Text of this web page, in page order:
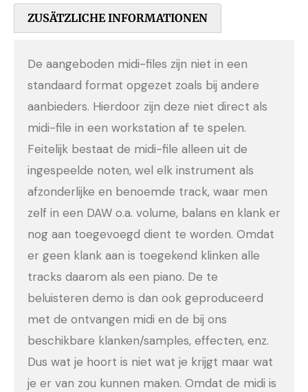
ZUSÄTZLICHE INFORMATIONEN
De aangeboden midi-files zijn niet in een
standaard format opgezet zoals bij andere
aanbieders. Hierdoor zijn deze niet direct als
midi-file in een workstation af te spelen.
Feitelijk bestaat de midi-file alleen uit de
ingespeelde noten, wel elk instrument als
afzonderlijke en benoemde track, waar men
zelf in een DAW o.a. volume, balans en klank er
nog aan toegevoegd dient te worden. Omdat
er geen klank aan is toegekend klinken alle
tracks daarom als een piano. De te
beluisteren demo is dan ook geproduceerd
met de ontvangen midi en de bij ons
beschikbare klanken/samples, effecten, enz.
Dus wat je hoort is niet wat je krijgt maar wat
je er van zou kunnen maken. Omdat de midi is